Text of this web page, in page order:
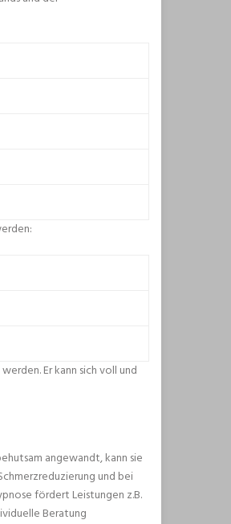
Er kann sich voll und
angewandt, kann sie
und bei
fördert Leistungen z.B.
Beratung